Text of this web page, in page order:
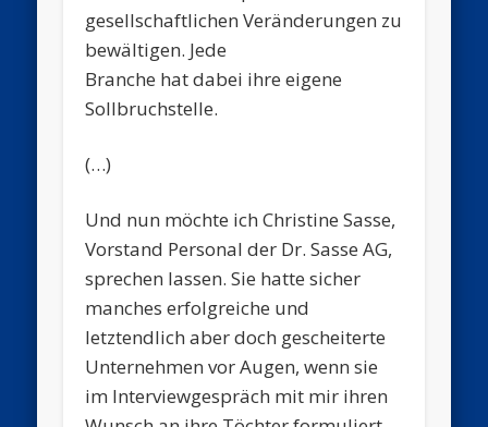
gesellschaftlichen Veränderungen zu
bewältigen. Jede
Branche hat dabei ihre eigene
Sollbruchstelle.
(…)
Und nun möchte ich Christine Sasse,
Vorstand Personal der Dr. Sasse AG,
sprechen lassen. Sie hatte sicher
manches erfolgreiche und
letztendlich aber doch gescheiterte
Unternehmen vor Augen, wenn sie
im Interviewgespräch mit mir ihren